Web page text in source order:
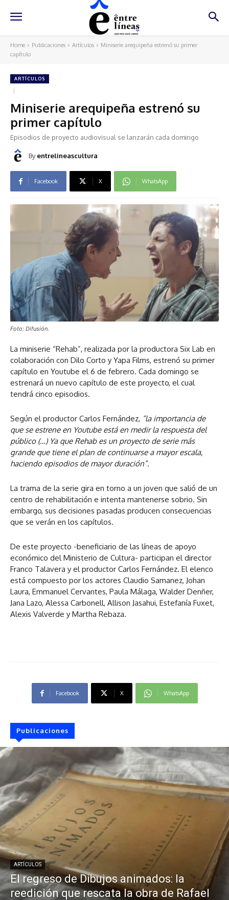
Home Publicaciones Artículos
Miniserie arequipeña estrenó su primer
capítulo
ARTÍCULOS
Miniserie arequipeña estrenó su
primer capítulo
Episodios de proyecto audiovisual se lanzarán cada domingo
By entrelineascultura
Facebook X WhatsApp
Foto: Difusión.
La miniserie “Rehab”, realizada por la productora Six Lab en
colaboración con Dilo Corto y Yapa Films, estrenó su primer
capítulo en Youtube el 6 de febrero. Cada domingo se
estrenará un nuevo capítulo de este proyecto, el cual
tendrá cinco episodios.
Según el productor Carlos Fernández, “la importancia de
que se estrene en Youtube está en medir la respuesta del
público (…) Ya que Rehab es un proyecto de serie más
grande que tiene el plan de continuarse a mayor escala,
haciendo episodios de mayor duración”.
La trama de la serie gira en torno a un joven que salió de un
centro de rehabilitación e intenta mantenerse sobrio. Sin
embargo, sus decisiones pasadas producen consecuencias
que se verán en los capítulos.
De este proyecto -beneficiario de las líneas de apoyo
económico del Ministerio de Cultura- participan el director
Franco Talavera y el productor Carlos Fernández. El elenco
está compuesto por los actores Claudio Samanez, Johan
Laura, Emmanuel Cervantes, Paula Málaga, Walder Denñer,
Jana Lazo, Alessa Carbonell, Allison Jasahui, Estefanía Fuxet,
Alexis Valverde y Martha Rebaza.
Facebook X WhatsApp
Publicaciones
ARTÍCULOS
El regreso de Dibujos animados: la
reedición que rescata la obra de Rafael